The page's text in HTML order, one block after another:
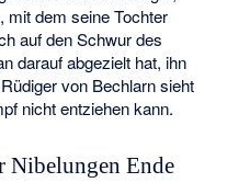
mit dem seine Tochter
auf den Schwur des
darauf abgezielt hat, ihn
von Bechlarn sieht
nicht entziehen kann.
Nibelungen Ende